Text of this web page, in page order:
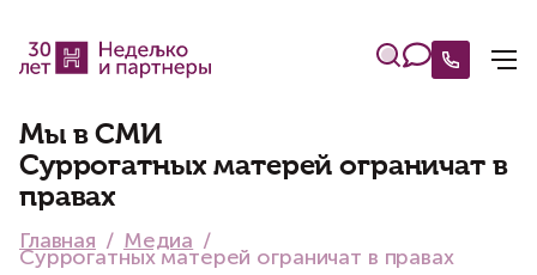
Мы в СМИ
Суррогатных матерей ограничат в
правах
Главная Медиа
Суррогатных матерей ограничат в правах